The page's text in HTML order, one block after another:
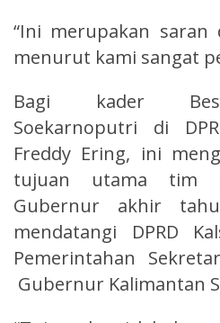
“Ini merupakan saran
menurut kami sangat
Bagi kader
Soekarnoputri di
Freddy Ering, ini
tujuan utama tim
Gubernur akhir
mendatangi DPRD
Pemerintahan
Gubernur Kalimantan